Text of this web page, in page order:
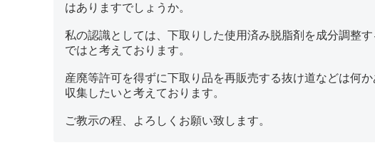
はありますでしょうか。
私の認識としては、下取りした使用済み脱脂剤を成分調整
ではと考えております。
産廃等許可を得ずに下取り品を再販売する抜け道などは何
収集したいと考えております。
ご教示の程、よろしくお願い致します。